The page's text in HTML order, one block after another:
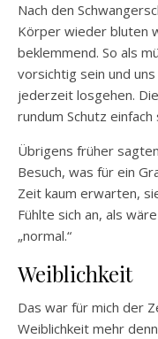
Nach den
Körper wieder bluten
beklemmend. So als
vorsichtig sein und
jederzeit losgehen.
rundum Schutz
Übrigens früher
Besuch, was für ein
Zeit kaum erwarten,
Fühlte sich an, als
„normal.“
Weiblichkeit
Das war für mich der
Weiblichkeit mehr